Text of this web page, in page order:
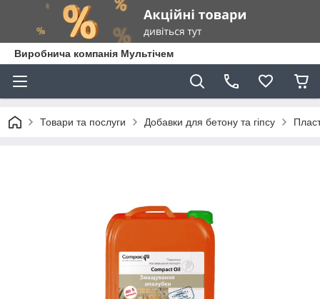
Виробнича компанія Мультічем
Товари та послуги Добавки для бетону та гіпсу